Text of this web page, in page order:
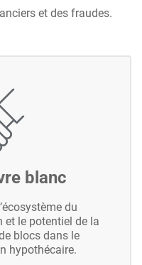
et des fraudes.
blanc
du
et le potentiel de la
blocs dans le
hypothécaire.